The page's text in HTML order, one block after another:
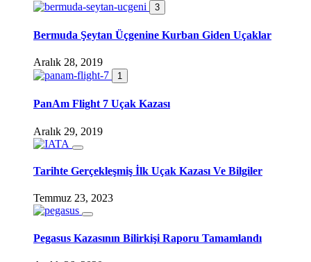
3
Bermuda Şeytan Üçgenine Kurban Giden Uçaklar
Aralık 28, 2019
1
PanAm Flight 7 Uçak Kazası
Aralık 29, 2019
Tarihte Gerçekleşmiş İlk Uçak Kazası Ve Bilgiler
Temmuz 23, 2023
Pegasus Kazasının Bilirkişi Raporu Tamamlandı